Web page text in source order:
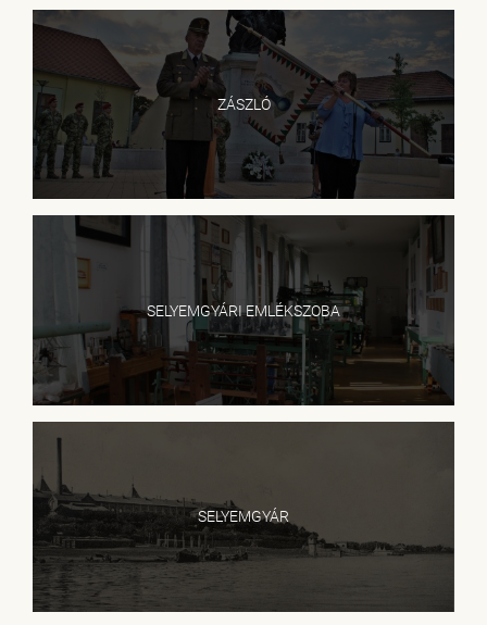
ZÁSZLÓ
SELYEMGYÁRI EMLÉKSZOBA
SELYEMGYÁR